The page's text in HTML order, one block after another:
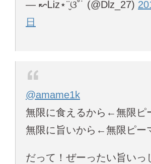
— ↜ᏞᎥz⋆¨̮ଓ˚˙ (@Dlz_27)
日
@amame1k
無限に食えるから←無限ピ
無限に旨いから←無限ピー
だって！ぜーったい旨い